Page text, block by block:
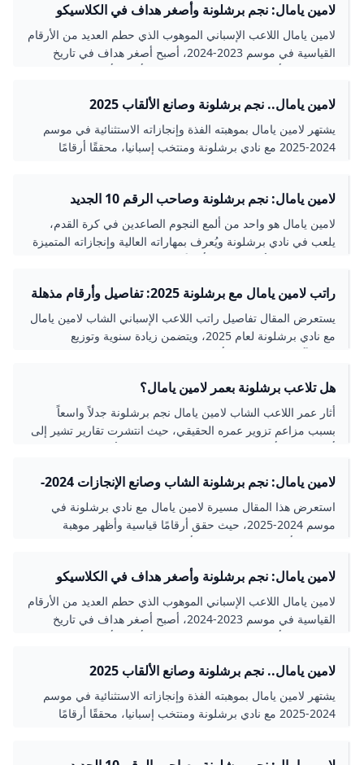
لامين يامال: نجم برشلونة وأصغر هداف في الكلاسيكو
2024
لامين يامال اللاعب الإسباني الموهوب الذي حطم العديد من الأرقام
القياسية في موسم 2023-2024، أصبح أصغر هداف في تاريخ
شاب يعيد تعريف التفوق والموهبة في كرة القدم الحديثة.
لامين يامال.. نجم برشلونة وصانع الألقاب 2025
يشتهر لامين يامال بموهبته الفذة وإنجازاته الاستثنائية في موسم
2024-2025 مع نادي برشلونة ومنتخب إسبانيا، محققًا أرقامًا
العالمية.
لامين يامال: نجم برشلونة وصاحب الرقم 10 الجديد
لامين يامال هو واحد من ألمع النجوم الصاعدين في كرة القدم،
يلعب في نادي برشلونة ويُعرف بمهاراته العالية وإنجازاته المتميزة
شاب في الدوري الإسباني وأصغر هداف في الكلاسيكو. يعد رمزاً
للإبداع والطموح في كرة القدم الأوروبية والعالمية.
راتب لامين يامال مع برشلونة 2025: تفاصيل وأرقام مذهلة
يستعرض المقال تفاصيل راتب اللاعب الإسباني الشاب لامين يامال
مع نادي برشلونة لعام 2025، ويتضمن زيادة سنوية وتوزيع
هل تلاعب برشلونة بعمر لامين يامال؟
أثار عمر اللاعب الشاب لامين يامال نجم برشلونة جدلاً واسعاً
بسبب مزاعم تزوير عمره الحقيقي، حيث انتشرت تقارير تشير إلى
لامين يامال: نجم برشلونة الشاب وصانع الإنجازات 2024-
2025
استعرض هذا المقال مسيرة لامين يامال مع نادي برشلونة في
موسم 2024-2025، حيث حقق أرقامًا قياسية وأظهر موهبة
لامين يامال: نجم برشلونة وأصغر هداف في الكلاسيكو
2024
لامين يامال اللاعب الإسباني الموهوب الذي حطم العديد من الأرقام
القياسية في موسم 2023-2024، أصبح أصغر هداف في تاريخ
شاب يعيد تعريف التفوق والموهبة في كرة القدم الحديثة.
لامين يامال.. نجم برشلونة وصانع الألقاب 2025
يشتهر لامين يامال بموهبته الفذة وإنجازاته الاستثنائية في موسم
2024-2025 مع نادي برشلونة ومنتخب إسبانيا، محققًا أرقامًا